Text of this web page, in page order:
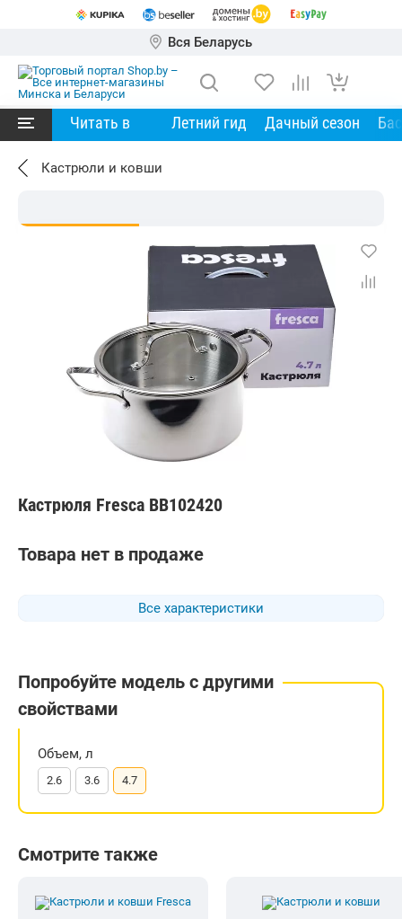
Вся Беларусь
Читать в Летний гид Дачный сезон
Кастрюли и ковши
Кастрюля Fresca BB102420
Все характеристики
Товара нет в продаже
Попробуйте модель с другими
свойствами
Объем, л
2.6 3.6 4.7
Смотрите также